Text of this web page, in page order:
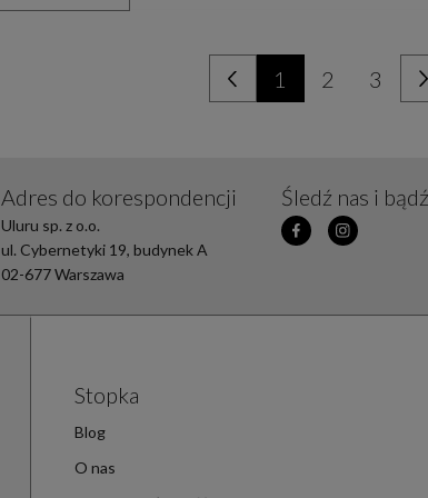
1 2 3
Adres do korespondencji
Uluru sp. z o.o.
ul. Cybernetyki 19, budynek A
02-677 Warszawa
Śledź nas i
Stopka
Blog
O nas